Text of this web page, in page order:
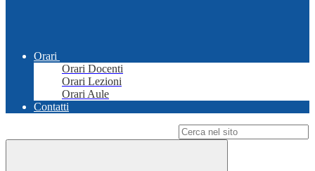
Orari
Orari Docenti
Orari Lezioni
Orari Aule
Contatti